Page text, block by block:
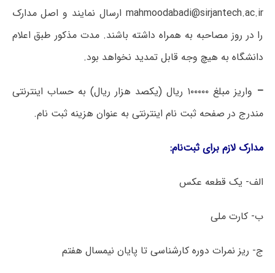
mahmoodabadi@sirjantech.ac.ir ارسال نمایند و اصل مدارک
را در روز مصاحبه به همراه داشته باشند. مدت مذکور طبق اعلام
دانشگاه به هیچ وجه قابل تمدید نخواهد بود.
–
واریز مبلغ ۱۰۰۰۰۰ ریال (یکصد هزار ریال) به حساب اینترنتی
مندرج در صفحه ثبت نام اینترنتی به عنوان هزینه ثبت نام.
مدارک لازم برای ثبتنام:
الف- یک قطعه عکس
ب- کارت ملی
ج- ریز نمرات دوره کارشناسی تا پایان نیمسال هفتم